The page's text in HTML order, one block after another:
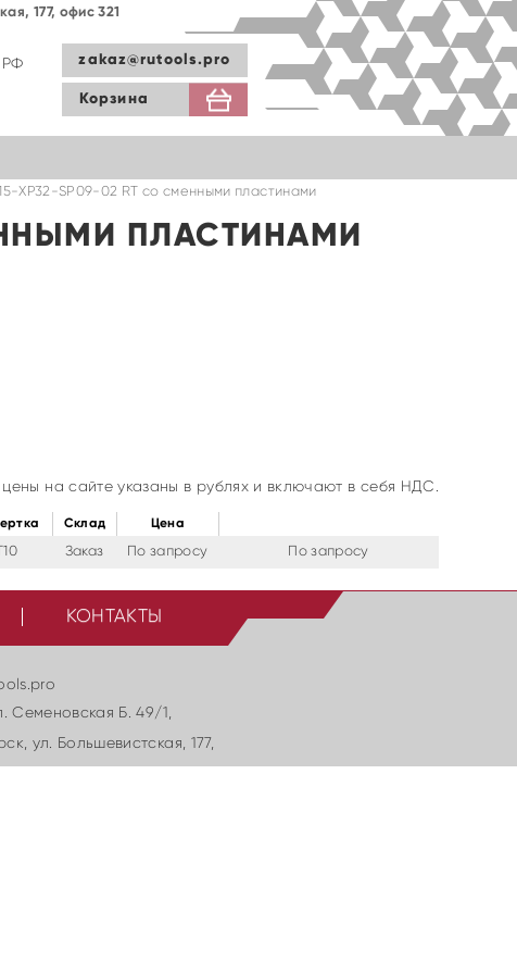
177, офис 321
zakaz@rutools.pro
Корзина
РФ
XP32-SP09-02 RT со сменными пластинами
ПЛАСТИНАМИ
на сайте указаны в рублях и включают в себя НДС.
Cклад Цена
Заказ По запросу По запросу
КОНТАКТЫ
Семеновская Б. 49/1,
ул. Большевиcтская, 177,